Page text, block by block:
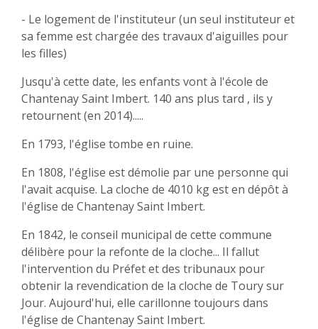
- Le logement de l'instituteur (un seul instituteur et
sa femme est chargée des travaux d'aiguilles pour
les filles)
Jusqu'à cette date, les enfants vont à l'école de
Chantenay Saint Imbert. 140 ans plus tard , ils y
retournent (en 2014).....
En 1793, l'église tombe en ruine.
En 1808, l'église est démolie par une personne qui
l'avait acquise. La cloche de 4010 kg est en dépôt à
l'église de Chantenay Saint Imbert.
En 1842, le conseil municipal de cette commune
délibère pour la refonte de la cloche... Il fallut
l'intervention du Préfet et des tribunaux pour
obtenir la revendication de la cloche de Toury sur
Jour. Aujourd'hui, elle carillonne toujours dans
l'église de Chantenay Saint Imbert.